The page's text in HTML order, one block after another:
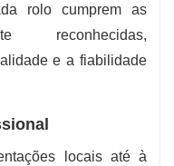
rolo cumprem as
reconhecidas,
e a fiabilidade
locais até à